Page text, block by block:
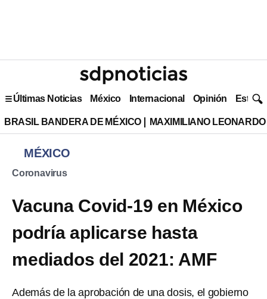
Últimas Noticias México Internacional Opinión Estilo
BRASIL BANDERA DE MÉXICO MAXIMILIANO
MÉXICO
Coronavirus
Vacuna Covid-19 en México
podría aplicarse hasta
mediados del 2021: AMF
Además de la aprobación de una dosis, el gobierno